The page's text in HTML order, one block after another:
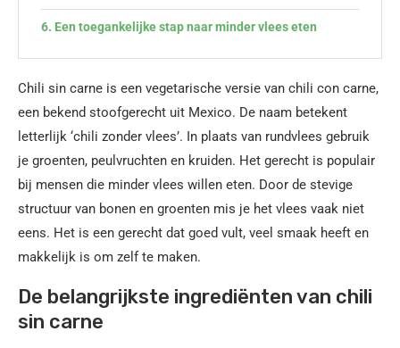
Een toegankelijke stap naar minder vlees eten
Chili sin carne is een vegetarische versie van chili con carne,
een bekend stoofgerecht uit Mexico. De naam betekent
letterlijk ‘chili zonder vlees’. In plaats van rundvlees gebruik
je groenten, peulvruchten en kruiden. Het gerecht is populair
bij mensen die minder vlees willen eten. Door de stevige
structuur van bonen en groenten mis je het vlees vaak niet
eens. Het is een gerecht dat goed vult, veel smaak heeft en
makkelijk is om zelf te maken.
De belangrijkste ingrediënten van chili
sin carne